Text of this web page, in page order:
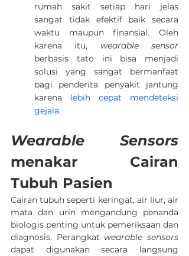
rumah sakit setiap hari jelas
sangat tidak efektif baik secara
waktu maupun finansial. Oleh
karena itu,
berbasis tato ini bisa menjadi
solusi yang sangat bermanfaat
bagi penderita penyakit jantung
karena lebih cepat mendeteksi
gejala.
Wearable Sensors
menakar Cairan
Tubuh Pasien
Cairan tubuh seperti keringat, air liur, air
mata dan urin mengandung penanda
biologis penting untuk pemeriksaan dan
diagnosis. Perangkat wearable sensors
dapat digunakan secara langsung